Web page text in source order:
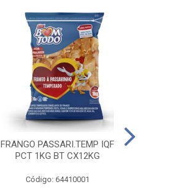
FRANGO PASSARI.TEMP IQF
PCT 1KG BT CX12KG
Código: 64410001